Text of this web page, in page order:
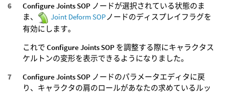
Configure Joints SOP ノードが選択されている状態のま
ま、
Joint Deform SOPノードのディスプレイフラグを
有効にします。
これで Configure Joints SOP を調整する際にキャラクタス
ケルトンの変形を表示できるようになりました。
Configure Joints SOP ノードのパラメータエディタに戻
り、キャラクタの肩のロールがあなたの求めているルッ